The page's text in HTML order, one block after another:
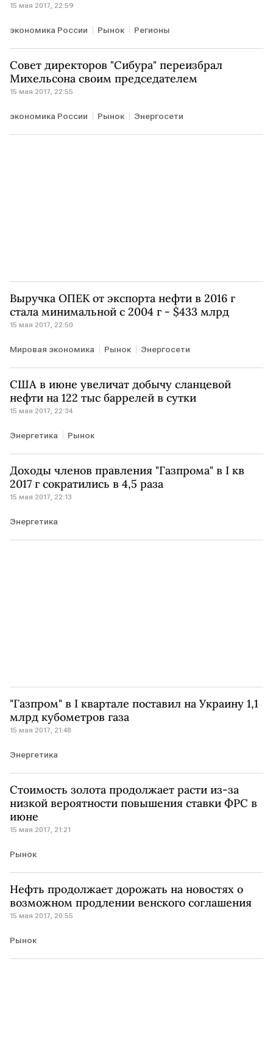
15 мая 2017, 22:59
экономика России Рынок Регионы
Совет директоров "Сибура" переизбрал
Михельсона своим председателем
15 мая 2017, 22:55
экономика России Рынок Энергосети
Выручка ОПЕК от экспорта нефти в 2016 г
стала минимальной с 2004 г - $433 млрд
15 мая 2017, 22:50
Мировая экономика Рынок Энергосети
США в июне увеличат добычу сланцевой
нефти на 122 тыс баррелей в сутки
15 мая 2017, 22:34
Энергетика Рынок
Доходы членов правления "Газпрома" в I кв
2017 г сократились в 4,5 раза
15 мая 2017, 22:13
Энергетика
"Газпром" в I квартале поставил на Украину 1,1
млрд кубометров газа
15 мая 2017, 21:48
Энергетика
Стоимость золота продолжает расти из-за
низкой вероятности повышения ставки ФРС в
июне
15 мая 2017, 21:21
Рынок
Нефть продолжает дорожать на новостях о
возможном продлении венского соглашения
15 мая 2017, 20:55
Рынок